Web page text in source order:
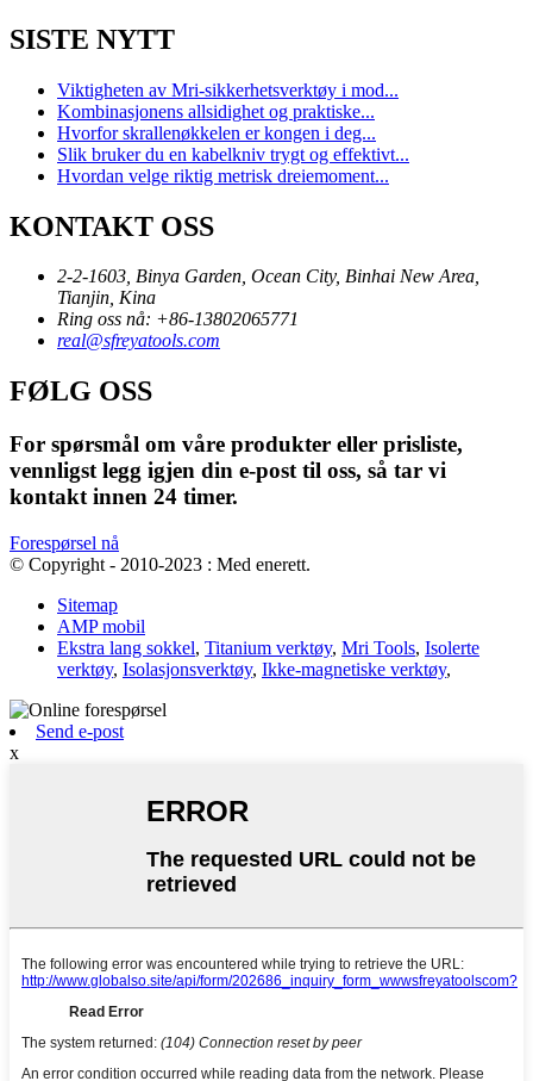
SISTE NYTT
Viktigheten av Mri-sikkerhetsverktøy i mod...
Kombinasjonens allsidighet og praktiske...
Hvorfor skrallenøkkelen er kongen i deg...
Slik bruker du en kabelkniv trygt og effektivt...
Hvordan velge riktig metrisk dreiemoment...
KONTAKT OSS
2-2-1603, Binya Garden, Ocean City, Binhai New Area,
Tianjin, Kina
Ring oss nå: +86-13802065771
real@sfreyatools.com
FØLG OSS
For spørsmål om våre produkter eller prisliste,
vennligst legg igjen din e-post til oss, så tar vi
kontakt innen 24 timer.
Forespørsel nå
© Copyright - 2010-2023 : Med enerett.
Sitemap
AMP mobil
Ekstra lang sokkel, Titanium verktøy, Mri Tools, Isolerte
verktøy, Isolasjonsverktøy, Ikke-magnetiske verktøy,
Send e-post
x